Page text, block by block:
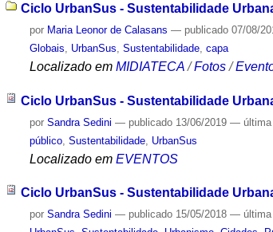
Ciclo UrbanSus - Sustentabilidade
por Maria Leonor de Calasans — publicado 07/08/
Globais
UrbanSus ,Sustentabilidade ,capa
Localizado em MIDIATECA /Fotos /
Ciclo UrbanSus - Sustentabilidade
porSandra Sedini — publicado 13/06/2019—
público ,Sustentabilidade UrbanSus
Localizado em EVENTOS
Ciclo UrbanSus - Sustentabilidade
porSandra Sedini — publicado 15/05/2018—